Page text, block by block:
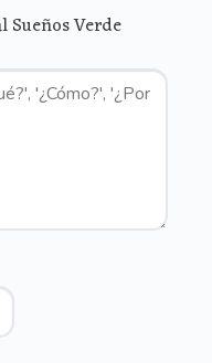
Sueños Verde